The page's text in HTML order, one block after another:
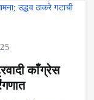
काँग्रेस